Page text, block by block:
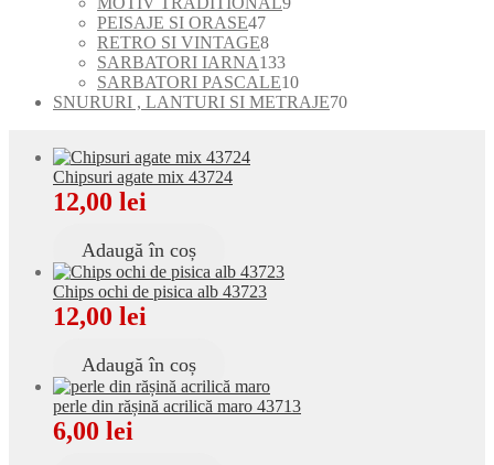
PEISAJE SI ORASE4747
de
produse
RETRO SI VINTAGE88
produse
SARBATORI IARNA133133
de
produse
SARBATORI PASCALE1010
produse
SNURURI , LANTURI SI METRAJE7070
Chipsuri agate mix 43724
12,00 lei
Adaugă în coș
Chips ochi de pisica alb 43723
12,00 lei
Adaugă în coș
perle din rășină acrilică maro 43713
6,00 lei